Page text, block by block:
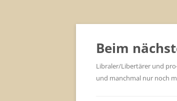
Zum
springen
Beim
Libraler/Libertärer und
und manchmal nur noch